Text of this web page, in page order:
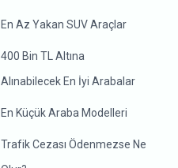
En Az Yakan SUV Araçlar
400 Bin TL Altına
Alınabilecek En İyi Arabalar
En Küçük Araba Modelleri
Trafik Cezası Ödenmezse Ne